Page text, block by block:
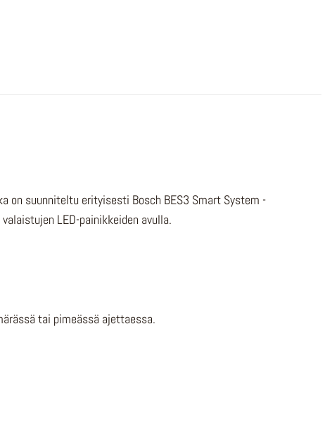
on suunniteltu erityisesti Bosch BES3 Smart System -
LED-painikkeiden avulla.
tai pimeässä ajettaessa.